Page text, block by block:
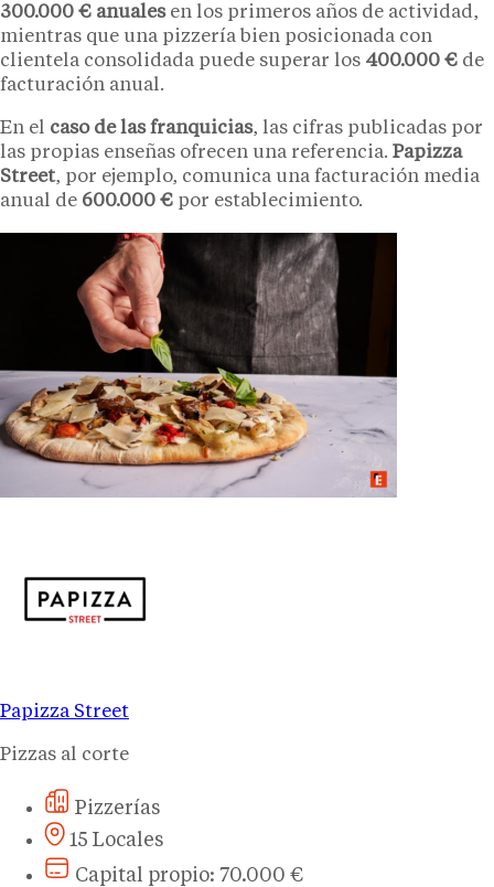
300.000 € anualesen los primeros años de actividad,
mientras que una pizzería bien posicionada con
clientela consolidada puede superar los 400.000 € de
facturación anual.
En el caso de las franquicias, las cifras publicadas por
las propias enseñas ofrecen una referencia. Papizza
Street, por ejemplo, comunica una facturación media
anual de 600.000 € por establecimiento.
Papizza Street
Pizzas al corte
Pizzerías
15 Locales
Capital propio: 70.000 €